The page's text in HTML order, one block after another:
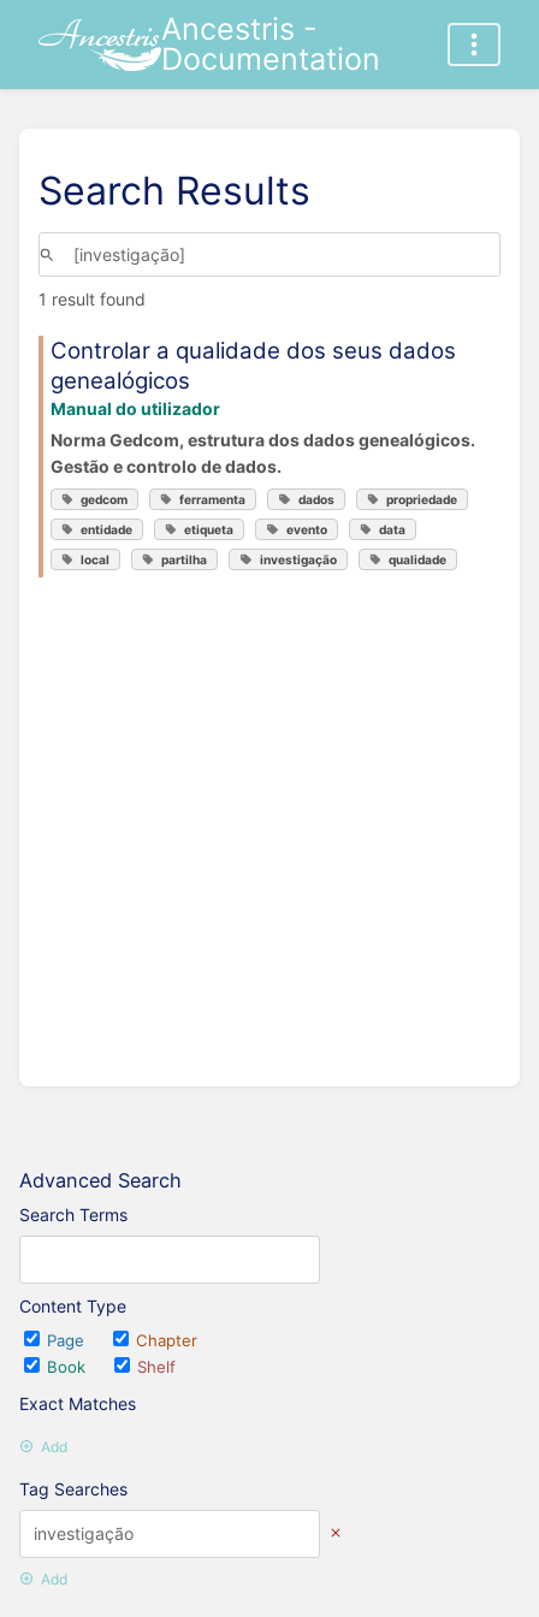
Ancestris -
Documentation
Advanced Search
Search Terms
Content Type
Page
Chapter
Book
Shelf
Exact Matches
Add
Tag Searches
Add
Search Results
1 result found
Controlar a qualidade dos seus dados
genealógicos
Manual do utilizador
Norma Gedcom, estrutura dos dados genealógicos.
Gestão e controlo de dados.
gedcom ferramenta dados propriedade
entidade etiqueta evento data
local partilha investigação qualidade